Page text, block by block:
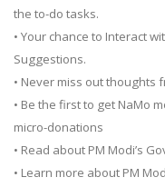
the to-do tasks.
• Your chance to Interact
Suggestions.
• Never miss out thoughts
• Be the first to get NaMo
micro-donations
• Read about PM Modi’s
• Learn more about PM